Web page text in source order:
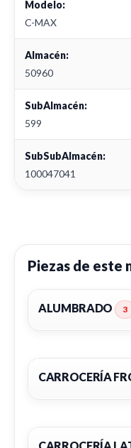
Modelo:
C-MAX
Almacén:
50960
SubAlmacén:
599
SubSubAlmacén:
100047041
Piezas de este
ALUMBRADO 3
CARROCERÍA